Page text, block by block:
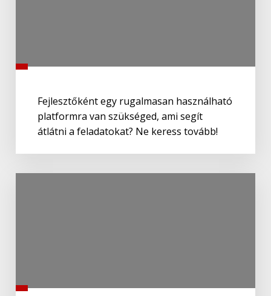
Fejlesztőként egy rugalmasan használható
platformra van szükséged, ami segít
átlátni a feladatokat? Ne keress tovább!